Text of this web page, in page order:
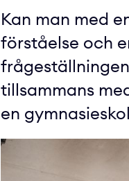
Kan man med
förståelse och
tillsammans
en